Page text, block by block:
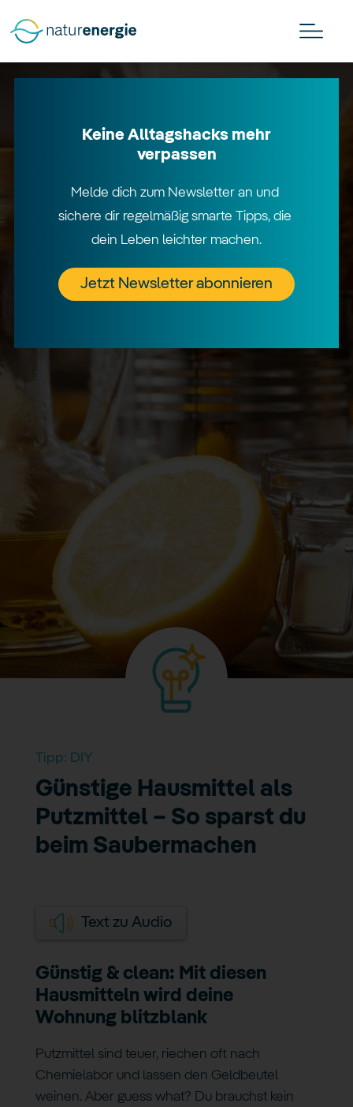
Tipp: DIY
Günstige Hausmittel als
Putzmittel – So sparst du
beim Saubermachen
Text zu Audio
Günstig & clean: Mit diesen
Hausmitteln wird deine
Wohnung blitzblank
Putzmittel sind teuer, riechen oft nach
Chemielabor und lassen den Geldbeutel
weinen. Aber guess what? Du brauchst kein
Keine Alltagshacks mehr
verpassen
Melde dich zum Newsletter an und
sichere dir regelmäßig smarte Tipps, die
dein Leben leichter machen.
Jetzt Newsletter abonnieren